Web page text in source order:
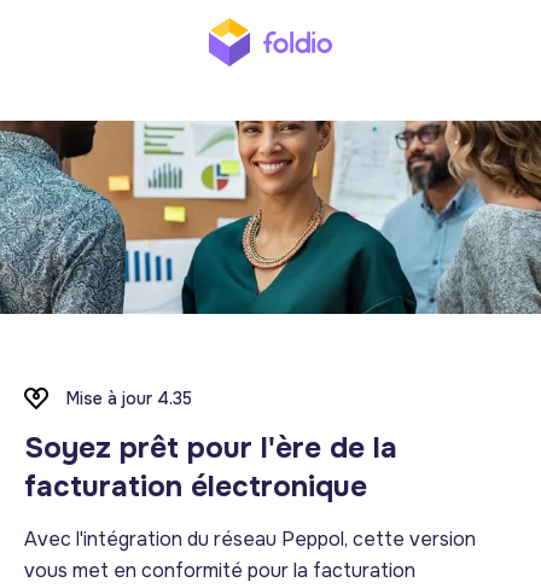
Mise à jour 4.35
Soyez prêt pour l'ère de la
facturation électronique
Avec l'intégration du réseau Peppol, cette version
vous met en conformité pour la facturation